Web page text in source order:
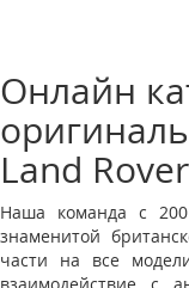
Онлайн
Land
Наша команда с
знаменитой
части на все